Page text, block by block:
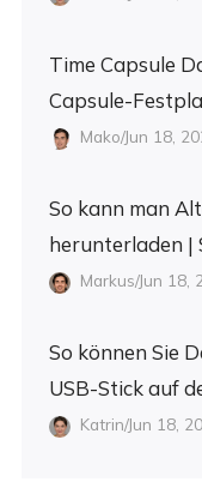
Time Capsule
Capsule-
Mako/Jun 18,
So kann man
herunterladen
Markus/Jun 18,
So können Sie
USB-Stick auf
Katrin/Jun 18,